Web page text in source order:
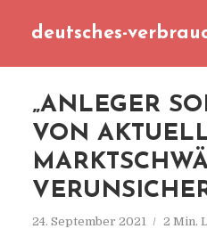
deutsches-
„ANLEGER
VON
24. September 2021 2 Min.